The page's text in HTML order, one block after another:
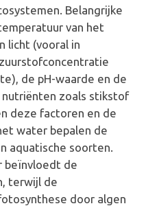
Belangrijke
van het
licht (vooral in
de pH-waarde en de
zoals stikstof
deze factoren en de
water bepalen de
aquatische soorten.
beïnvloedt de
terwijl de
door algen